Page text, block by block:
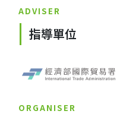
ADVISER
指導單位
ORGANISER